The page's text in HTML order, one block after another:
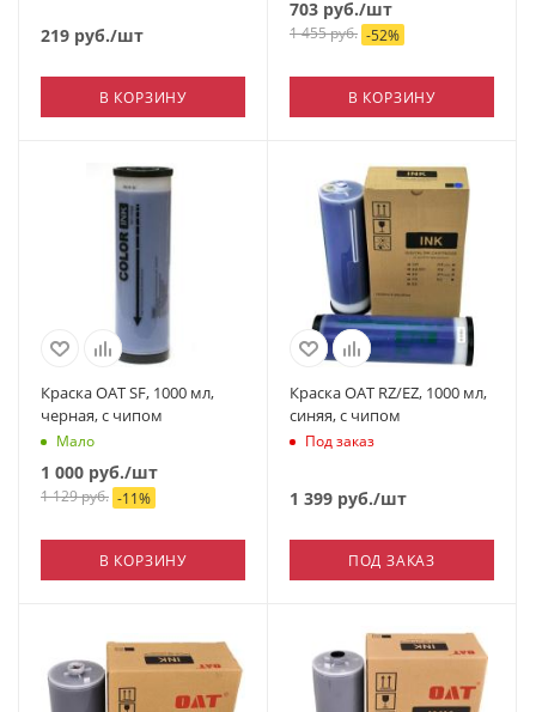
219 руб./шт
В КОРЗИНУ
703 руб./шт
1 455руб. -52%
В КОРЗИНУ
Краска OAT SF, 1000 мл,
черная, с чипом
Мало
1 000 руб./шт
1 129руб. -11%
В КОРЗИНУ
Краска OAT RZ/EZ, 1000 мл,
синяя, с чипом
Под заказ
1 399 руб./шт
ПОД ЗАКАЗ